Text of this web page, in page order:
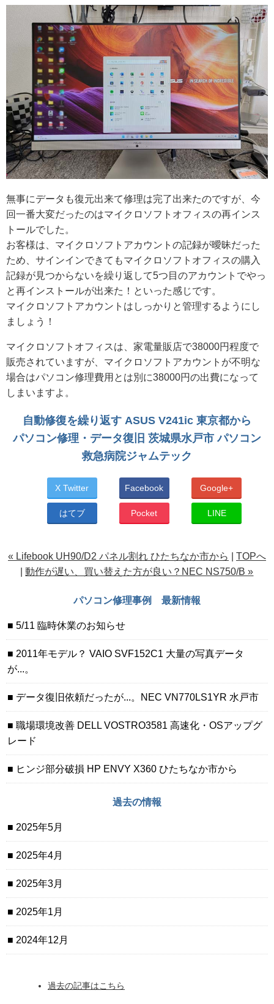
無事にデータも復元出来て修理は完了出来たのですが、今
回一番大変だったのはマイクロソフトオフィスの再インス
トールでした。
お客様は、マイクロソフトアカウントの記録が曖昧だった
ため、サインインできてもマイクロソフトオフィスの購入
記録が見つからないを繰り返して5つ目のアカウントでやっ
と再インストールが出来た！といった感じです。
マイクロソフトアカウントはしっかりと管理するようにし
ましょう！
マイクロソフトオフィスは、家電量販店で38000円程度で
販売されていますが、マイクロソフトアカウントが不明な
場合はパソコン修理費用とは別に38000円の出費になって
しまいますよ。
自動修復を繰り返す ASUS V241ic 東京都から
パソコン修理・データ復旧 茨城県水戸市 パソコン
救急病院ジャムテック
X Twitter Facebook Google+
はてブ Pocket LINE
« Lifebook UH90/D2 パネル割れ ひたちなか市から
TOPへ
|動作が遅い、買い替えた方が良い？NEC NS750/B »
パソコン修理事例 最新情報
5/11 臨時休業のお知らせ
2011年モデル？ VAIO SVF152C1 大量の写真データ
が...。
データ復旧依頼だったが...。NEC VN770LS1YR 水戸市
職場環境改善 DELL VOSTRO3581 高速化・OSアップグ
レード
ヒンジ部分破損 HP ENVY X360 ひたちなか市から
過去の情報
2025年5月
2025年4月
2025年3月
2025年1月
2024年12月
過去の記事はこちら